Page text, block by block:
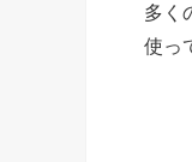
多く
使っ